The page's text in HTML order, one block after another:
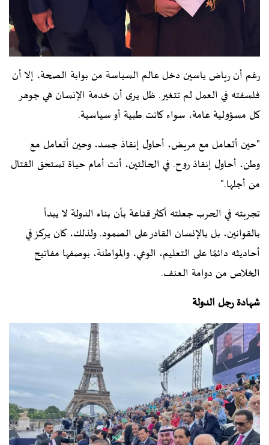
رغم أن رياض ياسين دخل عالم السياسة من بوابة الصحة، إلا أن
فلسفته في العمل لم تتغير. ظل يرى أن خدمة الإنسان هي جوهر
كل مسؤولية عامة، سواء كانت طبية أو سياسية.
"حين أتعامل مع مريض، أحاول إنقاذ جسد، وحين أتعامل مع
وطن، أحاول إنقاذ روح. في الحالتين، أنت أمام حياة تستحق القتال
من أجلها."
تجربته في الحرب جعلته أكثر قناعة بأن بناء الدولة لا يبدأ
بالقوانين، بل بالإنسان القادر على الصمود. ولذلك، كان يركز في
أحاديثه دائمًا على التعليم، الوعي، والمواطنة، بوصفها مفاتيح
الخلاص من دوامة العنف.
شهادة رجل الدولة